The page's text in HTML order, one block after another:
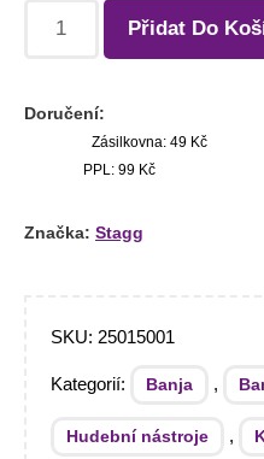
Přidat Do
Doručení:
Zásilkovna: 49 Kč
PPL: 99 Kč
Značka: Stagg
SKU: 25015001
Kategorií: Banja ,
Hudební nástroje ,